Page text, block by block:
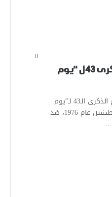
0
الفلسطنيون يحيون الذكرى 43 ل “يوم
يحي الشعب الفلسطيني اليوم الذكرى الـ43 لـ”يوم
الأرض” الذي يذكر بهبة الفلسطينيين عام 1976، ضد